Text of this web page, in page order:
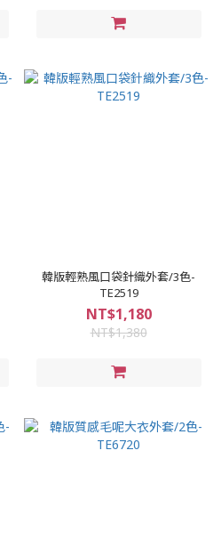
韓版輕熟風口袋針織外套/3色-
TE2519
NT$1,180
NT$1,380